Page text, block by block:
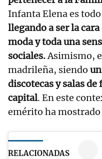
Infanta Elena es
llegando a ser la
moda y toda una
sociales.Asimismo,
madrileña, siendo
discotecas y salas
capital. En este
emérito ha mostrado
RELACIONADAS